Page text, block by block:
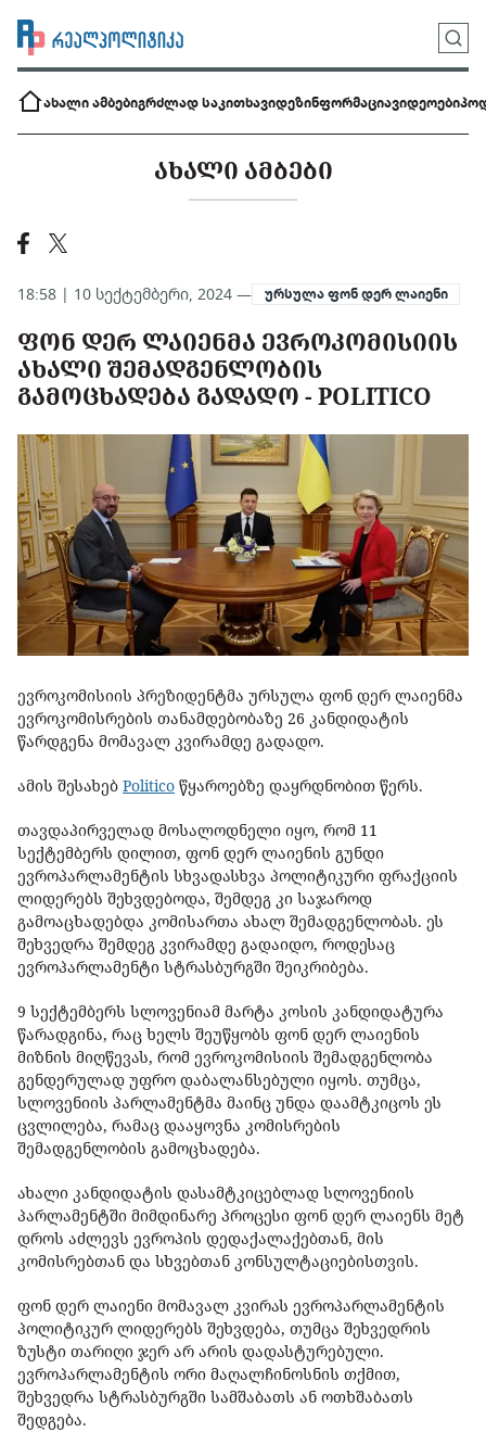
ახალი ამბებიგრძლად საკითხავიდეზინფორმაციავიდეოები
ᲐᲮᲐᲚᲘ ᲐᲛᲑᲔᲑᲘ
18:58 | 10 სექტემბერი, 2024 — ურსულა ფონ დერ ლაიენი
ᲤᲝᲜ ᲓᲔᲠ ᲚᲐᲘᲔᲜᲛᲐ ᲔᲕᲠᲝᲙᲝᲛᲘᲡᲘᲘᲡ
ᲐᲮᲐᲚᲘ ᲨᲔᲛᲐᲓᲒᲔᲜᲚᲝᲑᲘᲡ
ᲒᲐᲛᲝᲪᲮᲐᲓᲔᲑᲐ ᲒᲐᲓᲐᲓᲝ - POLITICO
ევროკომისიის პრეზიდენტმა ურსულა ფონ დერ ლაიენმა
ევროკომისრების თანამდებობაზე 26 კანდიდატის
წარდგენა მომავალ კვირამდე გადადო.
ამის შესახებ Politico წყაროებზე დაყრდნობით წერს.
თავდაპირველად მოსალოდნელი იყო, რომ 11
სექტემბერს დილით, ფონ დერ ლაიენის გუნდი
ევროპარლამენტის სხვადასხვა პოლიტიკური ფრაქციის
ლიდერებს შეხვდებოდა, შემდეგ კი საჯაროდ
გამოაცხადებდა კომისართა ახალ შემადგენლობას. ეს
შეხვედრა შემდეგ კვირამდე გადაიდო, როდესაც
ევროპარლამენტი სტრასბურგში შეიკრიბება.
9 სექტემბერს სლოვენიამ მარტა კოსის კანდიდატურა
წარადგინა, რაც ხელს შეუწყობს ფონ დერ ლაიენის
მიზნის მიღწევას, რომ ევროკომისიის შემადგენლობა
გენდერულად უფრო დაბალანსებული იყოს. თუმცა,
სლოვენიის პარლამენტმა მაინც უნდა დაამტკიცოს ეს
ცვლილება, რამაც დააყოვნა კომისრების
შემადგენლობის გამოცხადება.
ახალი კანდიდატის დასამტკიცებლად სლოვენიის
პარლამენტში მიმდინარე პროცესი ფონ დერ ლაიენს მეტ
დროს აძლევს ევროპის დედაქალაქებთან, მის
კომისრებთან და სხვებთან კონსულტაციებისთვის.
ფონ დერ ლაიენი მომავალ კვირას ევროპარლამენტის
პოლიტიკურ ლიდერებს შეხვდება, თუმცა შეხვედრის
ზუსტი თარიღი ჯერ არ არის დადასტურებული.
ევროპარლამენტის ორი მაღალჩინოსნის თქმით,
შეხვედრა სტრასბურგში სამშაბათს ან ოთხშაბათს
შედგება.